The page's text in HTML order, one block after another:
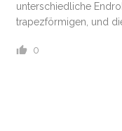
unterschiedliche
trapezförmigen, und
0